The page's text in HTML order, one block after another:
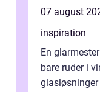
07 august
inspiration
En
bare ruder i